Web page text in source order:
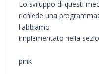
Lo sviluppo di questi
richiede una
l'abbiamo
implementato nella
pink